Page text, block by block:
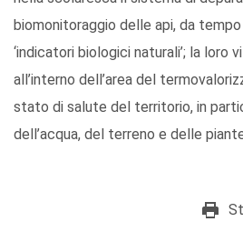
biomonitoraggio delle api, da
‘indicatori biologici naturali’; la loro
all’interno dell’area del
stato di salute del territorio, in
dell’acqua, del terreno e delle